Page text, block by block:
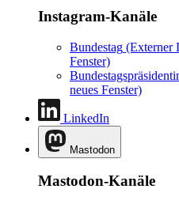
Instagram-Kanäle
Bundestag (Externer
Fenster)
neues Fenster)
LinkedIn
Mastodon
Mastodon-Kanäle